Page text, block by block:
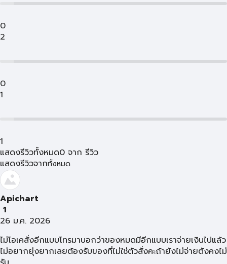
0
2
0
1
1
แสดงรีวิวทั้งหมด0 จาก รีวิว
แสดงรีวิวจากทั้งหมด
Apichart
1
26 ม.ค. 2026
ไม่โอเคสั่งอีกแบบโทรมาบอกว่าของหมดมีอีกแบบเราจ่ายเงินไปแล้ว
ไม่อยากยุ่งยากเลยต้องรับของที่ไม่ใช่ตัวสั่งคะถ้ายังไม่จ่ายตังคงไม่